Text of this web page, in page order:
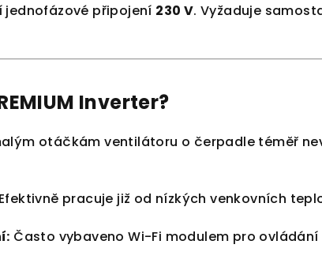
jednofázové připojení 230 V. Vyžaduje
Inverter?
otáčkám ventilátoru o čerpadle téměř
Efektivně pracuje již od nízkých venkovních
Často vybaveno Wi-Fi modulem pro